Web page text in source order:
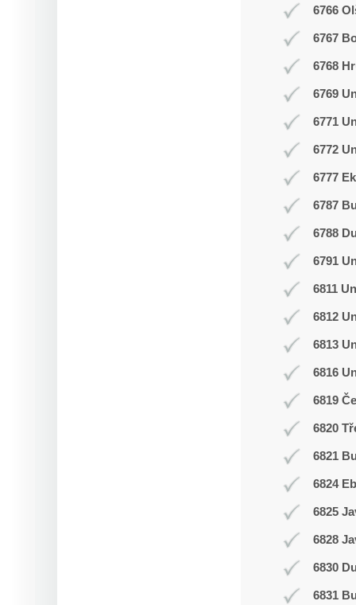
6766
6767
6768
6769
6771
6772
6777
6787
6788
6791
6811
6812
6813
6816
6819
6820
6821
6824
6825
6828
6830
6831